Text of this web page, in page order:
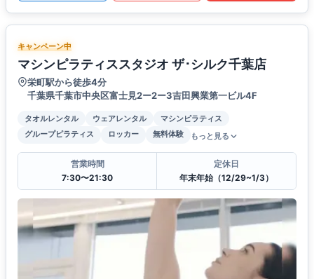
キャンペーン中
マシンピラティススタジオ ザ･シルク千葉店
栄町駅から徒歩4分
千葉県千葉市中央区富士見2ー2ー3吉田興業第一ビル4F
タオルレンタル ウェアレンタル
マシンピラティス
グループピラティス
ロッカー 無料体験 もっと見る
営業時間
7:30〜21:30
定休日
年末年始（12/29~1/3）